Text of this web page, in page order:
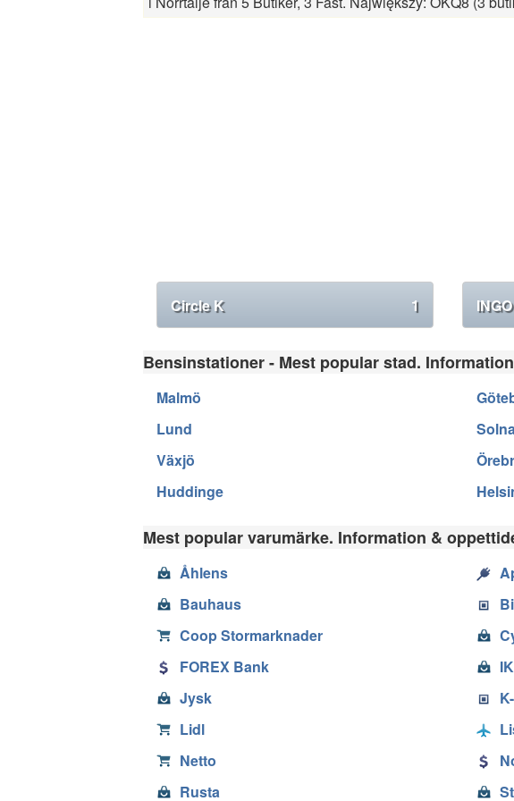
Circle K 1 INGO
Bensinstationer - Mest popular stad.
Malmö
Lund
Växjö
Huddinge
Mest popular varumärke. Information &
Åhlens
Bauhaus
Coop Stormarknader
FOREX Bank
Jysk
Lidl
Netto
Rusta